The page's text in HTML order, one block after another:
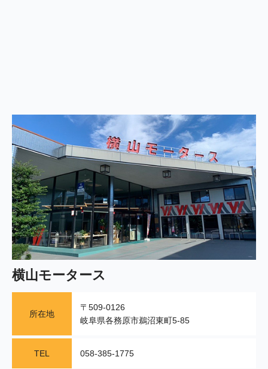
横山モータース
所在地
〒509-0126
岐阜県各務原市鵜沼東町5-85
TEL 058-385-1775